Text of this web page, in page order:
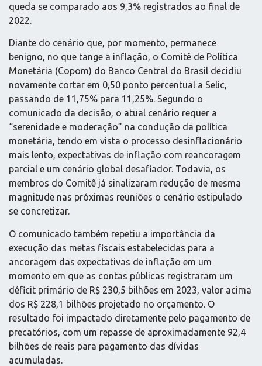
queda se comparado aos 9,3% registrados ao final de
2022.
Diante do cenário que, por momento, permanece
benigno, no que tange a inflação, o Comitê de Política
Monetária (Copom) do Banco Central do Brasil decidiu
novamente cortar em 0,50 ponto percentual a Selic,
passando de 11,75% para 11,25%. Segundo o
comunicado da decisão, o atual cenário requer a
“serenidade e moderação” na condução da política
monetária, tendo em vista o processo desinflacionário
mais lento, expectativas de inflação com reancoragem
parcial e um cenário global desafiador. Todavia, os
membros do Comitê já sinalizaram redução de mesma
magnitude nas próximas reuniões o cenário estipulado
se concretizar.
O comunicado também repetiu a importância da
execução das metas fiscais estabelecidas para a
ancoragem das expectativas de inflação em um
momento em que as contas públicas registraram um
déficit primário de R$ 230,5 bilhões em 2023, valor acima
dos R$ 228,1 bilhões projetado no orçamento. O
resultado foi impactado diretamente pelo pagamento de
precatórios, com um repasse de aproximadamente 92,4
bilhões de reais para pagamento das dívidas
acumuladas.